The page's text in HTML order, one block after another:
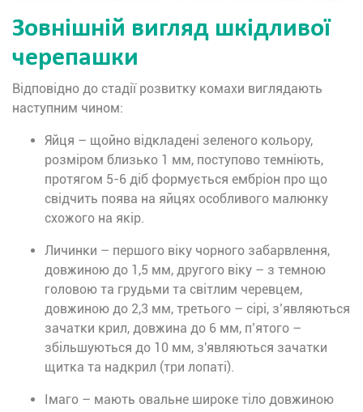
Зовнішній вигляд шкідливої
черепашки
Відповідно до стадії розвитку комахи виглядають
наступним чином:
Яйця – щойно відкладені зеленого кольору,
розміром близько 1 мм, поступово темніють,
протягом 5-6 діб формується ембріон про що
свідчить поява на яйцях особливого малюнку
схожого на якір.
Личинки – першого віку чорного забарвлення,
довжиною до 1,5 мм, другого віку – з темною
головою та грудьми та світлим черевцем,
довжиною до 2,3 мм, третього – сірі, з’являються
зачатки крил, довжина до 6 мм, п’ятого –
збільшуються до 10 мм, з'являються зачатки
щитка та надкрил (три лопаті).
Імаго – мають овальне широке тіло довжиною